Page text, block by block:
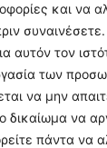
και να
αυτόν τον
των
να μην
δικαίωμα να
πάντα να